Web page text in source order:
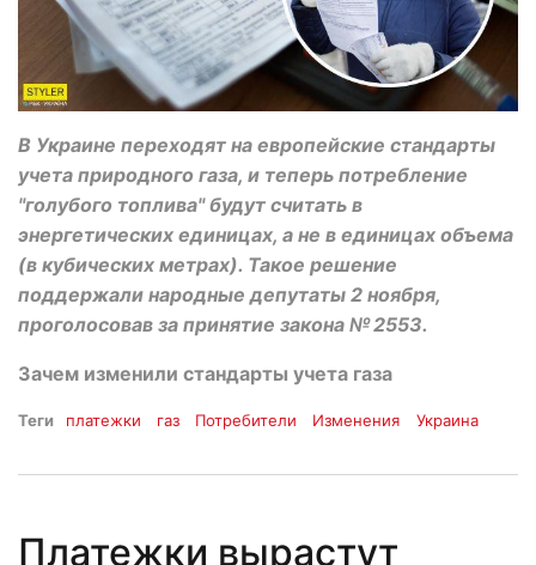
В Украине переходят на европейские стандарты
учета природного газа, и теперь потребление
"голубого топлива" будут считать в
энергетических единицах, а не в единицах объема
(в кубических метрах). Такое решение
поддержали народные депутаты 2 ноября,
проголосовав за принятие закона № 2553.
Зачем изменили стандарты учета газа
Теги платежки газ Потребители Изменения Украина
Платежки вырастут